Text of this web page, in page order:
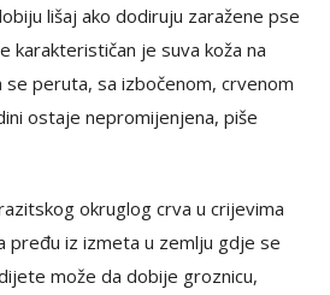
lišaj ako dodiruju zaražene pse
karakterističan je suva koža na
se peruta, sa izbočenom, crvenom
ostaje nepromijenjena, piše
okruglog crva u crijevima
pređu iz izmeta u zemlju gdje se
može da dobije groznicu,